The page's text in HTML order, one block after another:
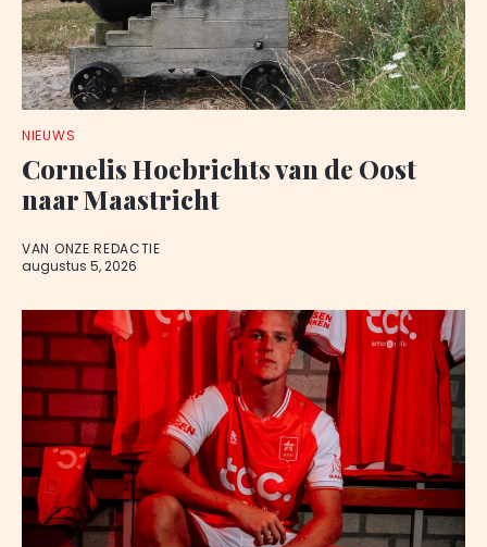
NIEUWS
Cornelis Hoebrichts van de Oost
naar Maastricht
VAN ONZE REDACTIE
augustus 5, 2026